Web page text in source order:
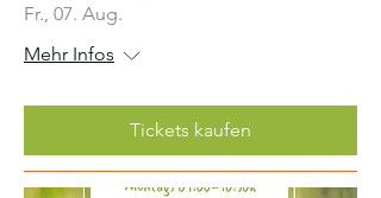
Fr., 07. Aug.
Mehr Infos
Tickets kaufen